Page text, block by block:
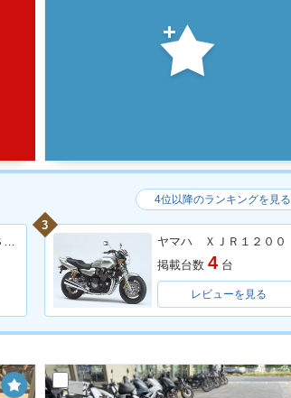
カワサキ Ｚ９００ＲＳカフェ
3
ヤマハ ＸＪＲ１２００
掲載台数 4 台
レビューを見る
4位以降のランキングを見る